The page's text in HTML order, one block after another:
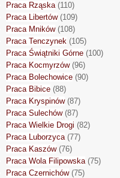
Praca Rząska(110)
Praca Libertów(109)
Praca Mników(108)
Praca Tenczynek (105)
Praca Świątniki Górne (100)
Praca Kocmyrzów(96)
Praca Bolechowice (90)
Praca Bibice (88)
Praca Kryspinów(87)
Praca Sulechów(87)
Praca Wielkie Drogi (82)
Praca Luborzyca(77)
Praca Kaszów(76)
Praca Wola Filipowska(75)
Praca Czernichów(75)